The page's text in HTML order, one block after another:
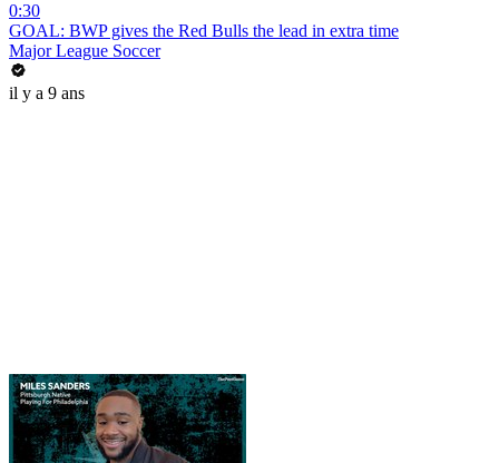
0:30
GOAL: BWP gives the Red Bulls the lead in extra time
Major League Soccer
il y a 9 ans